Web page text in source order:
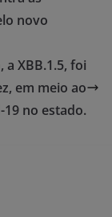
novo
XBB.1.5, foi
em meio ao
19 no estado.